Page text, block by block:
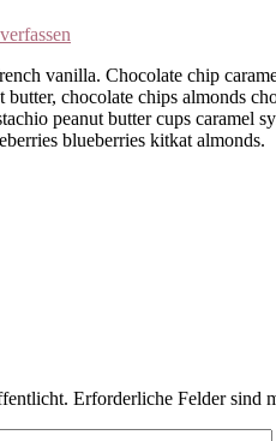
vanilla. Chocolate chip
chocolate chips almonds
peanut butter cups caramel
blueberries kitkat almonds.
Erforderliche Felder sind